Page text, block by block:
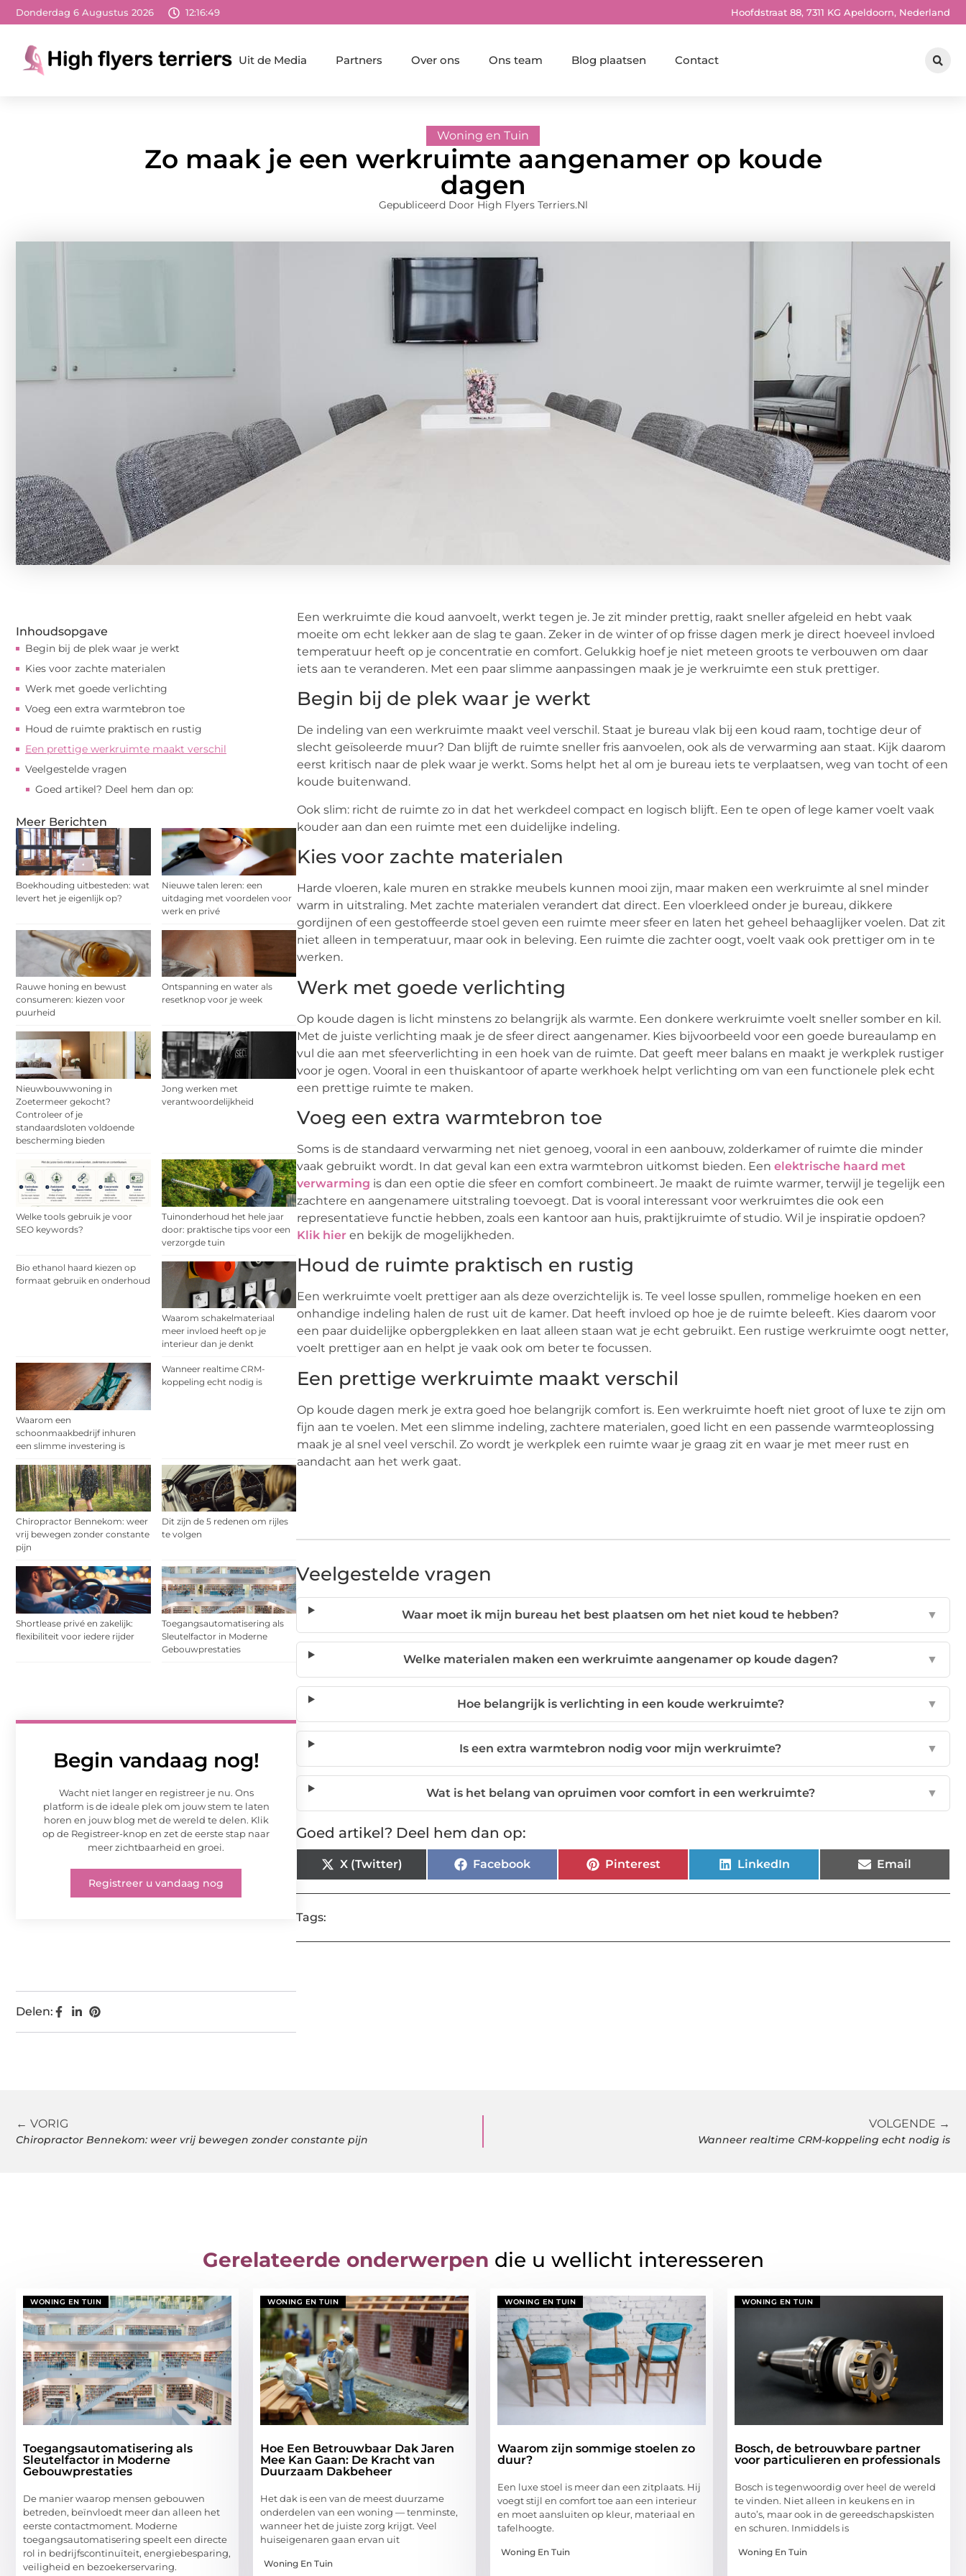
Donderdag 6 Augustus 2026 12:16:51 Hoofdstraat 88, 7311 KG Apeldoorn, Nederland
Uit de Media Partners Over ons Ons team Blog plaatsen Contact
Woning en Tuin
Zo maak je een werkruimte aangenamer op koude
dagen
Gepubliceerd Door High Flyers Terriers.nl
Inhoudsopgave
Begin bij de plek waar je werkt
Kies voor zachte materialen
Werk met goede verlichting
Voeg een extra warmtebron toe
Houd de ruimte praktisch en rustig
Een prettige werkruimte maakt verschil
Veelgestelde vragen
Goed artikel? Deel hem dan op:
Meer Berichten
Boekhouding uitbesteden: wat
levert het je eigenlijk op?
Nieuwe talen leren: een
uitdaging met voordelen voor
werk en privé
Rauwe honing en bewust
consumeren: kiezen voor
puurheid
Ontspanning en water als
resetknop voor je week
Nieuwbouwwoning in
Zoetermeer gekocht?
Controleer of je
standaardsloten voldoende
bescherming bieden
Jong werken met
verantwoordelijkheid
Welke tools gebruik je voor
SEO keywords?
Tuinonderhoud het hele jaar
door: praktische tips voor een
verzorgde tuin
Bio ethanol haard kiezen op
formaat gebruik en onderhoud
Waarom schakelmateriaal
meer invloed heeft op je
interieur dan je denkt
Waarom een
schoonmaakbedrijf inhuren
een slimme investering is
Wanneer realtime CRM-
koppeling echt nodig is
Chiropractor Bennekom: weer
vrij bewegen zonder constante
pijn
Dit zijn de 5 redenen om rijles
te volgen
Shortlease privé en zakelijk:
flexibiliteit voor iedere rijder
Toegangsautomatisering als
Sleutelfactor in Moderne
Gebouwprestaties
Begin vandaag nog!
Wacht niet langer en registreer je nu. Ons
platform is de ideale plek om jouw stem te laten
horen en jouw blog met de wereld te delen. Klik
op de Registreer-knop en zet de eerste stap naar
meer zichtbaarheid en groei.
Registreer u vandaag nog
Delen:
Een werkruimte die koud aanvoelt, werkt tegen je. Je zit minder prettig, raakt sneller afgeleid en hebt vaak
moeite om echt lekker aan de slag te gaan. Zeker in de winter of op frisse dagen merk je direct hoeveel invloed
temperatuur heeft op je concentratie en comfort. Gelukkig hoef je niet meteen groots te verbouwen om daar
iets aan te veranderen. Met een paar slimme aanpassingen maak je je werkruimte een stuk prettiger.
Begin bij de plek waar je werkt
De indeling van een werkruimte maakt veel verschil. Staat je bureau vlak bij een koud raam, tochtige deur of
slecht geïsoleerde muur? Dan blijft de ruimte sneller fris aanvoelen, ook als de verwarming aan staat. Kijk daarom
eerst kritisch naar de plek waar je werkt. Soms helpt het al om je bureau iets te verplaatsen, weg van tocht of een
koude buitenwand.
Ook slim: richt de ruimte zo in dat het werkdeel compact en logisch blijft. Een te open of lege kamer voelt vaak
kouder aan dan een ruimte met een duidelijke indeling.
Kies voor zachte materialen
Harde vloeren, kale muren en strakke meubels kunnen mooi zijn, maar maken een werkruimte al snel minder
warm in uitstraling. Met zachte materialen verandert dat direct. Een vloerkleed onder je bureau, dikkere
gordijnen of een gestoffeerde stoel geven een ruimte meer sfeer en laten het geheel behaaglijker voelen. Dat zit
niet alleen in temperatuur, maar ook in beleving. Een ruimte die zachter oogt, voelt vaak ook prettiger om in te
werken.
Werk met goede verlichting
Op koude dagen is licht minstens zo belangrijk als warmte. Een donkere werkruimte voelt sneller somber en kil.
Met de juiste verlichting maak je de sfeer direct aangenamer. Kies bijvoorbeeld voor een goede bureaulamp en
vul die aan met sfeerverlichting in een hoek van de ruimte. Dat geeft meer balans en maakt je werkplek rustiger
voor je ogen. Vooral in een thuiskantoor of aparte werkhoek helpt verlichting om van een functionele plek echt
een prettige ruimte te maken.
Voeg een extra warmtebron toe
Soms is de standaard verwarming net niet genoeg, vooral in een aanbouw, zolderkamer of ruimte die minder
vaak gebruikt wordt. In dat geval kan een extra warmtebron uitkomst bieden. Een elektrische haard met
verwarming is dan een optie die sfeer en comfort combineert. Je maakt de ruimte warmer, terwijl je tegelijk een
zachtere en aangenamere uitstraling toevoegt. Dat is vooral interessant voor werkruimtes die ook een
representatieve functie hebben, zoals een kantoor aan huis, praktijkruimte of studio. Wil je inspiratie opdoen?
Klik hier en bekijk de mogelijkheden.
Houd de ruimte praktisch en rustig
Een werkruimte voelt prettiger aan als deze overzichtelijk is. Te veel losse spullen, rommelige hoeken en een
onhandige indeling halen de rust uit de kamer. Dat heeft invloed op hoe je de ruimte beleeft. Kies daarom voor
een paar duidelijke opbergplekken en laat alleen staan wat je echt gebruikt. Een rustige werkruimte oogt netter,
voelt prettiger aan en helpt je vaak ook om beter te focussen.
Een prettige werkruimte maakt verschil
Op koude dagen merk je extra goed hoe belangrijk comfort is. Een werkruimte hoeft niet groot of luxe te zijn om
fijn aan te voelen. Met een slimme indeling, zachtere materialen, goed licht en een passende warmteoplossing
maak je al snel veel verschil. Zo wordt je werkplek een ruimte waar je graag zit en waar je met meer rust en
aandacht aan het werk gaat.
Veelgestelde vragen
Waar moet ik mijn bureau het best plaatsen om het niet koud te hebben? ▼
Welke materialen maken een werkruimte aangenamer op koude dagen? ▼
Hoe belangrijk is verlichting in een koude werkruimte? ▼
Is een extra warmtebron nodig voor mijn werkruimte? ▼
Wat is het belang van opruimen voor comfort in een werkruimte? ▼
Goed artikel? Deel hem dan op:
X (Twitter) Facebook Pinterest LinkedIn Email
Tags:
← VORIG
Chiropractor Bennekom: weer vrij bewegen zonder constante pijn
VOLGENDE →
Wanneer realtime CRM-koppeling echt nodig is
Gerelateerde onderwerpen die u wellicht interesseren
WONING EN TUIN
Toegangsautomatisering als
Sleutelfactor in Moderne
Gebouwprestaties
De manier waarop mensen gebouwen
betreden, beïnvloedt meer dan alleen het
eerste contactmoment. Moderne
toegangsautomatisering speelt een directe
rol in bedrijfscontinuïteit, energiebesparing,
veiligheid en bezoekerservaring.
WONING EN TUIN
Hoe Een Betrouwbaar Dak Jaren
Mee Kan Gaan: De Kracht van
Duurzaam Dakbeheer
Het dak is een van de meest duurzame
onderdelen van een woning — tenminste,
wanneer het de juiste zorg krijgt. Veel
huiseigenaren gaan ervan uit
Woning En Tuin
WONING EN TUIN
Waarom zijn sommige stoelen zo
duur?
Een luxe stoel is meer dan een zitplaats. Hij
voegt stijl en comfort toe aan een interieur
en moet aansluiten op kleur, materiaal en
tafelhoogte.
Woning En Tuin
WONING EN TUIN
Bosch, de betrouwbare partner
voor particulieren en professionals
Bosch is tegenwoordig over heel de wereld
te vinden. Niet alleen in keukens en in
auto’s, maar ook in de gereedschapskisten
en schuren. Inmiddels is
Woning En Tuin